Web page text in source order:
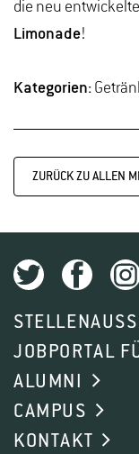
die neu entwickelte
Limonade!
Kategorien:
ZURÜCK ZU ALLEN
JOBPORTAL
ALUMNI
CAMPUS
KONTAKT